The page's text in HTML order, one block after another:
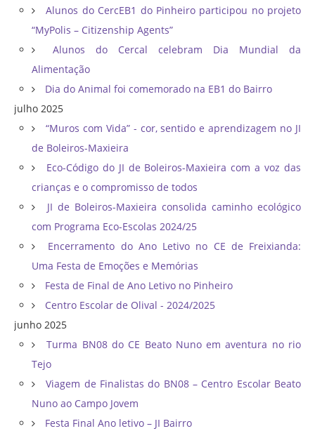
Alunos do CercEB1 do Pinheiro participou no projeto
“MyPolis – Citizenship Agents”
Alunos do Cercal celebram Dia Mundial da
Alimentação
Dia do Animal foi comemorado na EB1 do Bairro
julho 2025
“Muros com Vida” - cor, sentido e aprendizagem no JI
de Boleiros-Maxieira
Eco-Código do JI de Boleiros-Maxieira com a voz das
crianças e o compromisso de todos
JI de Boleiros-Maxieira consolida caminho ecológico
com Programa Eco-Escolas 2024/25
Encerramento do Ano Letivo no CE de Freixianda:
Uma Festa de Emoções e Memórias
Festa de Final de Ano Letivo no Pinheiro
Centro Escolar de Olival - 2024/2025
junho 2025
Turma BN08 do CE Beato Nuno em aventura no rio
Tejo
Viagem de Finalistas do BN08 – Centro Escolar Beato
Nuno ao Campo Jovem
Festa Final Ano letivo – JI Bairro